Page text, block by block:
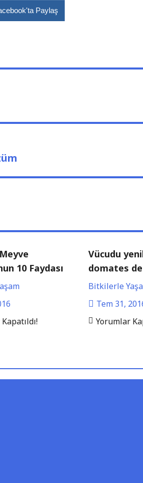
Paylaş
10 Faydası
Vücudu
domates
Bitkilerle
Tem 31,
Yorumlar